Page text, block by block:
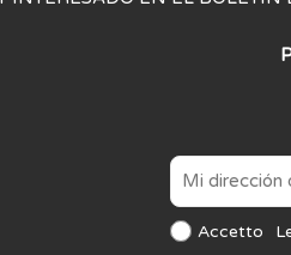
Accetto